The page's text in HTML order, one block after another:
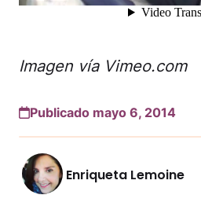
Imagen vía Vimeo.com
Publicado mayo 6, 2014
Enriqueta Lemoine